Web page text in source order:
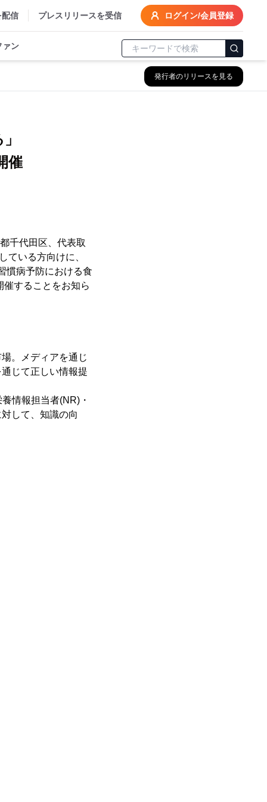
配信 プレスリリースを受信 ログイン/会員登録
ァン
発行者のリリースを見る
催
千代田区、代表取
ている方向けに、
慣病予防における食
することをお知ら
。メディアを通じ
じて正しい情報提
情報担当者(NR)・
して、知識の向